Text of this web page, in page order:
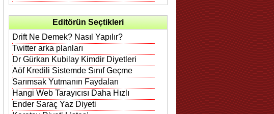
Editörün Seçtikleri
Drift Ne Demek? Nasıl Yapılır?
Twitter arka planları
Dr Gürkan Kubilay Kimdir Diyetleri
Aöf Kredili Sistemde Sınıf Geçme
Sarımsak Yutmanın Faydaları
Hangi Web Tarayıcısı Daha Hızlı
Ender Saraç Yaz Diyeti